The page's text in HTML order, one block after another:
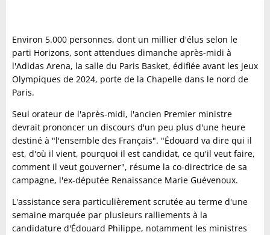
Environ 5.000 personnes, dont un millier d'élus selon le
parti Horizons, sont attendues dimanche après-midi à
l'Adidas Arena, la salle du Paris Basket, édifiée avant les jeux
Olympiques de 2024, porte de la Chapelle dans le nord de
Paris.
Seul orateur de l'après-midi, l'ancien Premier ministre
devrait prononcer un discours d'un peu plus d'une heure
destiné à "l'ensemble des Français". "Édouard va dire qui il
est, d'où il vient, pourquoi il est candidat, ce qu'il veut faire,
comment il veut gouverner", résume la co-directrice de sa
campagne, l'ex-députée Renaissance Marie Guévenoux.
L'assistance sera particulièrement scrutée au terme d'une
semaine marquée par plusieurs ralliements à la
candidature d'Édouard Philippe, notamment les ministres